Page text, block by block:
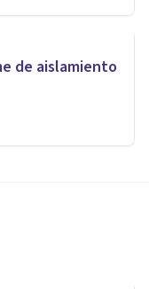
de aislamiento